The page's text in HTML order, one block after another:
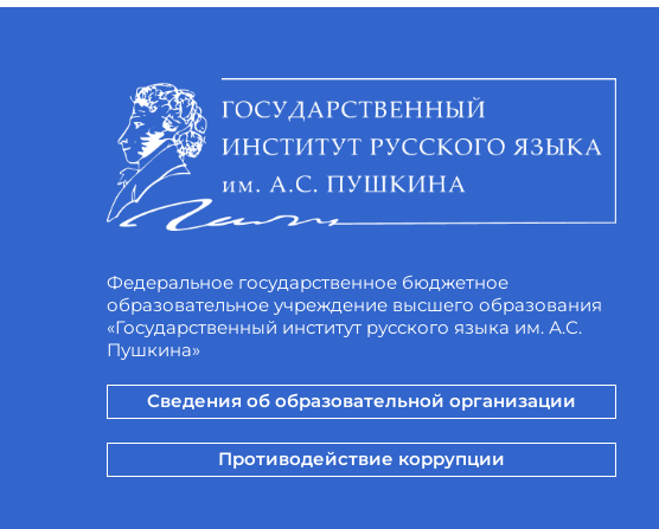
Федеральное государственное бюджетное
образовательное учреждение высшего образования
«Государственный институт русского языка им. А.С.
Пушкина»
Сведения об образовательной организации
Противодействие коррупции